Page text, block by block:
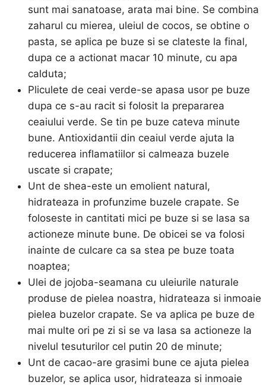
sunt mai sanatoase, arata mai bine. Se combina
zaharul cu mierea, uleiul de cocos, se obtine o
pasta, se aplica pe buze si se clateste la final,
dupa ce a actionat macar 10 minute, cu apa
calduta;
Pliculete de ceai verde-se apasa usor pe buze
dupa ce s-au racit si folosit la prepararea
ceaiului verde. Se tin pe buze cateva minute
bune. Antioxidantii din ceaiul verde ajuta la
reducerea inflamatiilor si calmeaza buzele
uscate si crapate;
Unt de shea-este un emolient natural,
hidrateaza in profunzime buzele crapate. Se
foloseste in cantitati mici pe buze si se lasa sa
actioneze minute bune. De obicei se va folosi
inainte de culcare ca sa stea pe buze toata
noaptea;
Ulei de jojoba-seamana cu uleiurile naturale
produse de pielea noastra, hidrateaza si inmoaie
pielea buzelor crapate. Se va aplica pe buze de
mai multe ori pe zi si se va lasa sa actioneze la
nivelul tesuturilor cel putin 20 de minute;
Unt de cacao-are grasimi bune ce ajuta pielea
buzelor, se aplica usor, hidrateaza si inmoaie